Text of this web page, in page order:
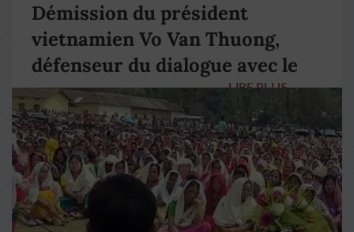
Démission du président
vietnamien Vo Van Thuong,
défenseur du dialogue avec le
pape François
LIRE PLUS →